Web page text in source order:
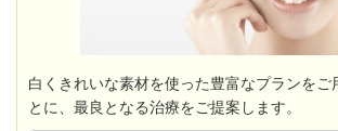
白くきれいな素材を使った豊富なプランをご
とに、最良となる治療をご提案します。